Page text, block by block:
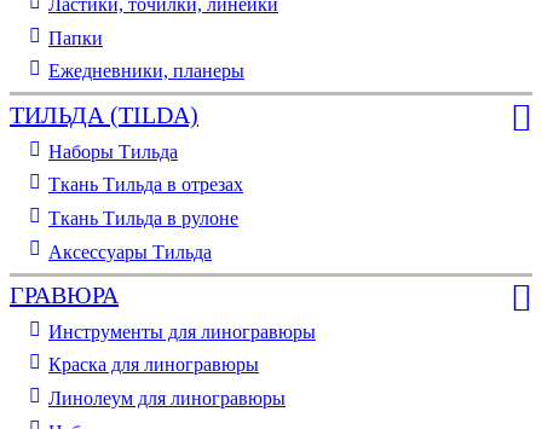
Ластики, точилки, линейки
Папки
Ежедневники, планеры
ТИЛЬДА (TILDA)
Наборы Тильда
Ткань Тильда в отрезах
Ткань Тильда в рулоне
Аксессуары Тильда
ГРАВЮРА
Инструменты для линогравюры
Краска для линогравюры
Линолеум для линогравюры